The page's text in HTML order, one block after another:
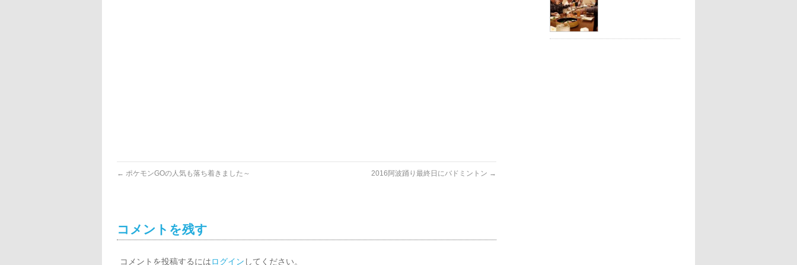
← ポケモンGOの人気も落ち着きました～ 2016阿波踊り最終日にバドミントン →
コメントを残す
コメントを投稿するにはログイン してください。